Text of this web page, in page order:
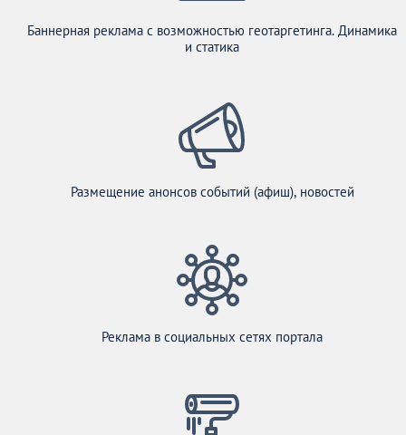
Баннерная реклама с возможностью геотаргетинга. Динамика
и статика
Размещение анонсов событий (афиш), новостей
Реклама в социальных сетях портала